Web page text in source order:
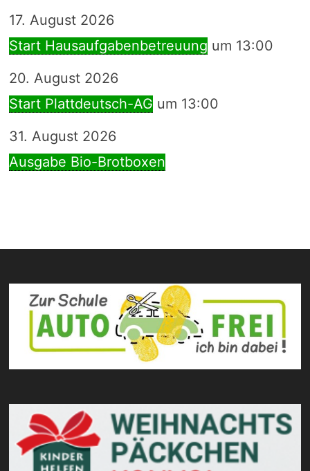
17. August 2026
Start Hausaufgabenbetreuung um 13:00
20. August 2026
Start Plattdeutsch-AG um 13:00
31. August 2026
Ausgabe Bio-Brotboxen